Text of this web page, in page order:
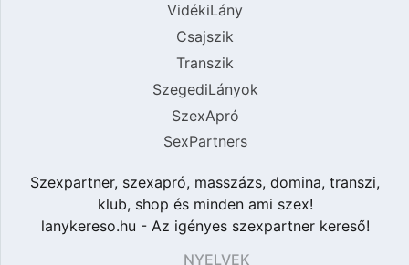
VidékiLány
Csajszik
Transzik
SzegediLányok
SzexApró
SexPartners
Szexpartner, szexapró, masszázs, domina, transzi,
klub, shop és minden ami szex!
lanykereso.hu - Az igényes szexpartner kereső!
NYELVEK